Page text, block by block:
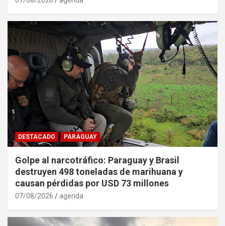
DESTACADO PARAGUAY
Golpe al narcotráfico: Paraguay y Brasil
destruyen 498 toneladas de marihuana y
causan pérdidas por USD 73 millones
07/08/2026 agenda